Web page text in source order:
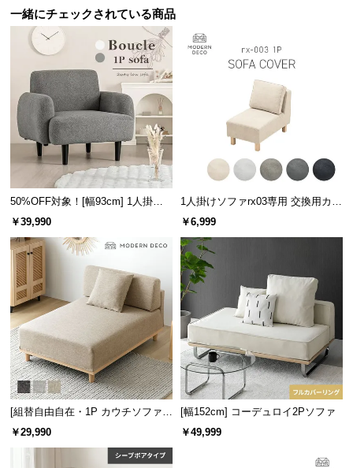
証
に
つ
い
て
会
員
規
に
つ
い
て
お
客
様
サ
ポ
ー
ト
一緒にチェックされている商品
50%OFF対象！[幅93cm] 1人掛け
ソファ
￥39,990
1人掛けソファrx03専用 交換用カバ
ー
￥6,999
[組替自由自在・1P カウチソファ]
モジュールソファ アームレス 天然
￥29,990
[幅152cm] コーデュロイ2Pソファ
￥49,999